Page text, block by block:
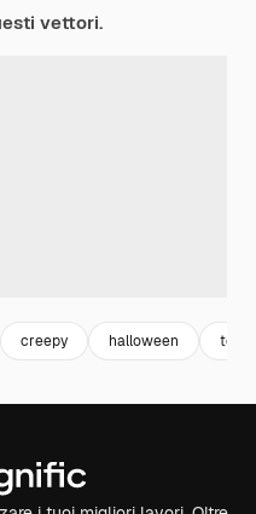
vettori.
creepy halloween